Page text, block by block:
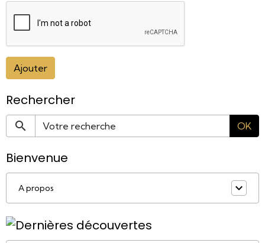
Ajouter
Rechercher
OK
Bienvenue
A propos